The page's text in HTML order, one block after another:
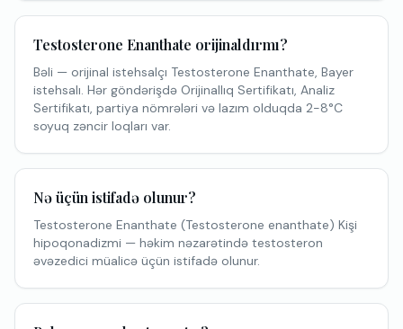
Testosterone Enanthate orijinaldırmı?
Bəli — orijinal istehsalçı Testosterone Enanthate, Bayer
istehsalı. Hər göndərişdə Orijinallıq Sertifikatı, Analiz
Sertifikatı, partiya nömrələri və lazım olduqda 2-8°C
soyuq zəncir loqları var.
Nə üçün istifadə olunur?
Testosterone Enanthate (Testosterone enanthate) Kişi
hipoqonadizmi — həkim nəzarətində testosteron
əvəzedici müalicə üçün istifadə olunur.